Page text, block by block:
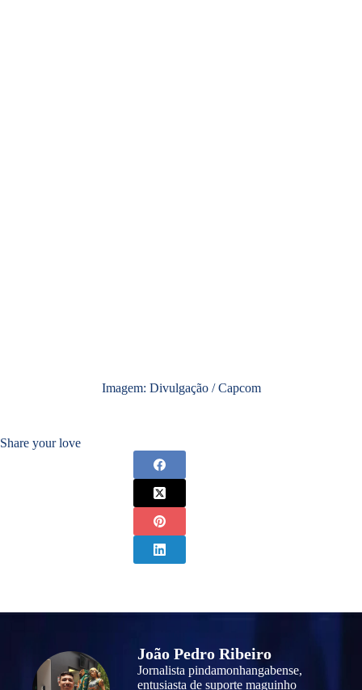
Imagem: Divulgação / Capcom
Share your love
João Pedro Ribeiro
Jornalista pindamonhangabense,
entusiasta de suporte maguinho